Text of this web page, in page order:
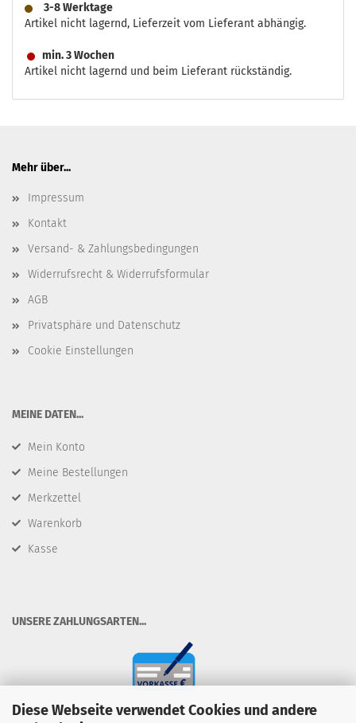
Diese Webseite verwendet Cookies und andere
3-8 Werktage
Artikel nicht lagernd, Lieferzeit vom Lieferant abhängig.
min. 3 Wochen
Artikel nicht lagernd und beim Lieferant rückständig.
Mehr über...
Impressum
Kontakt
Versand- & Zahlungsbedingungen
Widerrufsrecht & Widerrufsformular
AGB
Privatsphäre und Datenschutz
Cookie Einstellungen
​MEINE DATEN...
Mein Konto
Meine Bestellungen
Merkzettel
Warenkorb
Kasse
​UNSERE ZAHLUNGSARTEN...